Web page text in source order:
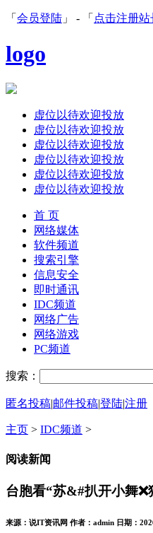
「 会员登陆 」 - 「 点击注册
logo
虚位以待欢迎投放
虚位以待欢迎投放
虚位以待欢迎投放
虚位以待欢迎投放
虚位以待欢迎投放
虚位以待欢迎投放
首 页
网络媒体
软件频道
搜索引擎
信息安全
即时通讯
IDC频道
网络广告
网络游戏
PC频道
搜索：
匿名投稿|邮件投稿|登陆|注册
主页 > IDC频道 >
阅读新闻
台胞看“苏&#扒开小舞
来源：说IT资讯网 作者：admin 日期：